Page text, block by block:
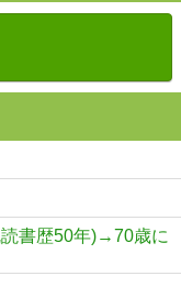
書歴50年)→70歳に